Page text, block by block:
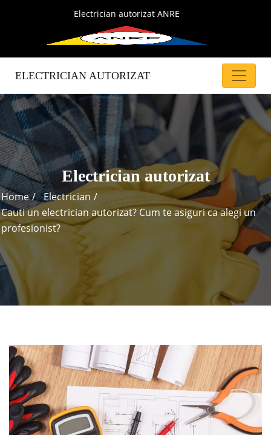
Electrician autorizat ANRE
ELECTRICIAN AUTORIZAT
Electrician autorizat
Home
Electrician
Cauti un electrician autorizat? Cum te asiguri ca alegi un
profesionist?